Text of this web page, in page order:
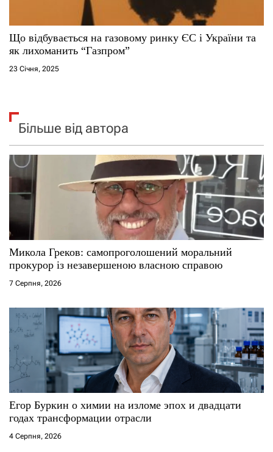
Що відбувається на газовому ринку ЄС і України та
як лихоманить “Газпром”
23 Січня, 2025
Більше від автора
Микола Греков: самопроголошений моральний
прокурор із незавершеною власною справою
7 Серпня, 2026
Егор Буркин о химии на изломе эпох и двадцати
годах трансформации отрасли
4 Серпня, 2026